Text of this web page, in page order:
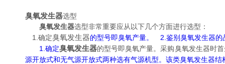
臭氧发生器选型
臭氧发生器选型非常重要应从以下几个方面进行选型：
1.确定臭氧发生器的型号即臭氧产量。 2.鉴别臭氧发生器的
1.确定臭氧发生器的型号即臭氧产量。采购臭氧发生器时
源开放式和无气源开放式两种选有气源机型。该类臭氧发生器